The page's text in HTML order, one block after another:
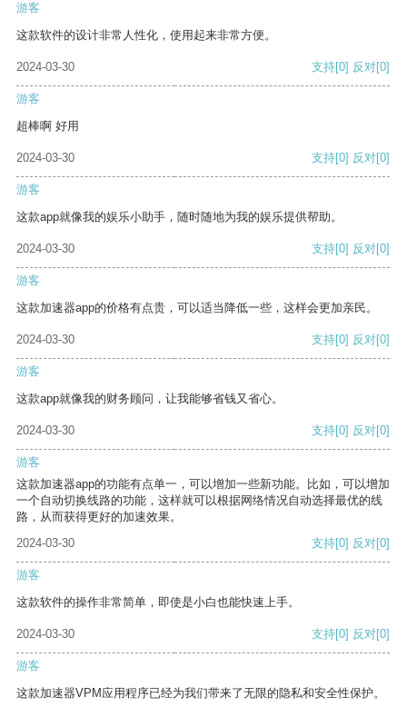
游客
这款软件的设计非常人性化，使用起来非常方便。
2024-03-30 支持[0] 反对[0]
游客
超棒啊 好用
2024-03-30 支持[0] 反对[0]
游客
这款app就像我的娱乐小助手，随时随地为我的娱乐提供帮助。
2024-03-30 支持[0] 反对[0]
游客
这款加速器app的价格有点贵，可以适当降低一些，这样会更加亲民。
2024-03-30 支持[0] 反对[0]
游客
这款app就像我的财务顾问，让我能够省钱又省心。
2024-03-30 支持[0] 反对[0]
游客
这款加速器app的功能有点单一，可以增加一些新功能。比如，可以增加
一个自动切换线路的功能，这样就可以根据网络情况自动选择最优的线
路，从而获得更好的加速效果。
2024-03-30
支持[0] 反对[0]
游客
这款软件的操作非常简单，即使是小白也能快速上手。
2024-03-30 支持[0] 反对[0]
游客
这款加速器VPM应用程序已经为我们带来了无限的隐私和安全性保护。